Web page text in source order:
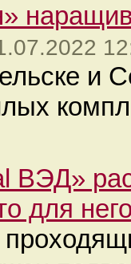
и
ВЭД»
для